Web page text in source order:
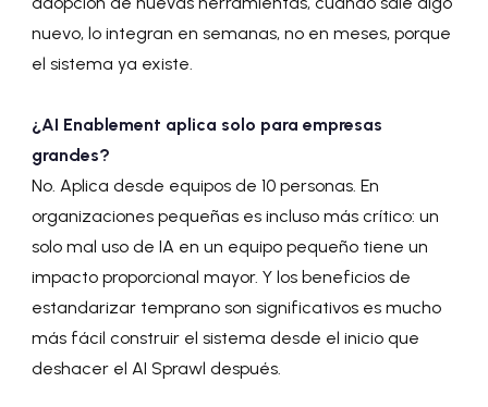
nuevo, lo integran en semanas, no en meses, porque
el sistema ya existe.
¿AI Enablement aplica solo para empresas
grandes?
No. Aplica desde equipos de 10 personas. En
organizaciones pequeñas es incluso más crítico: un
solo mal uso de IA en un equipo pequeño tiene un
impacto proporcional mayor. Y los beneficios de
estandarizar temprano son significativos es mucho
más fácil construir el sistema desde el inicio que
deshacer el AI Sprawl después.